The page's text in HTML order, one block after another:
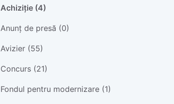
Achiziție (4)
Anunț de presă (0)
Avizier (55)
Concurs (21)
Fondul pentru modernizare (1)